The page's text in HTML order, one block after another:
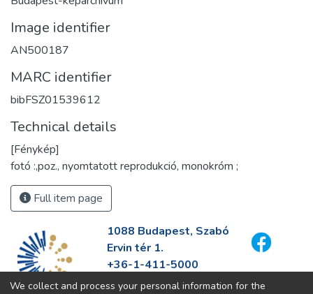
Image identifier
AN500187
MARC identifier
bibFSZ01539612
Technical details
[Fénykép]
fotó :,poz., nyomtatott reprodukció, monokróm ;
Full item page
1088 Budapest, Szabó
Ervin tér 1.
+36-1-411-5000
info@fszek.hu
We collect and process your personal information for the